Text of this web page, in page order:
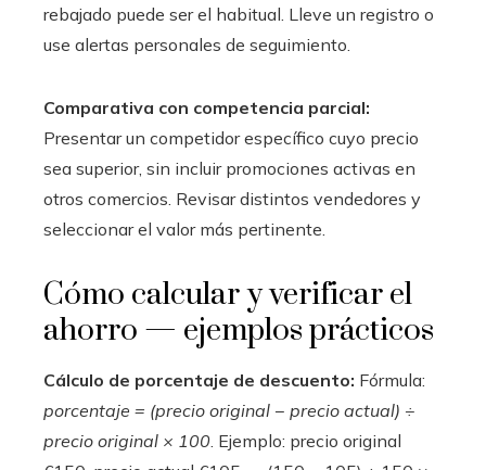
rebajado puede ser el habitual. Lleve un registro o
use alertas personales de seguimiento.
Comparativa con competencia parcial:
Presentar un competidor específico cuyo precio
sea superior, sin incluir promociones activas en
otros comercios. Revisar distintos vendedores y
seleccionar el valor más pertinente.
Cómo calcular y verificar el
ahorro — ejemplos prácticos
Cálculo de porcentaje de descuento: Fórmula:
porcentaje = (precio original − precio actual) ÷
precio original × 100. Ejemplo: precio original